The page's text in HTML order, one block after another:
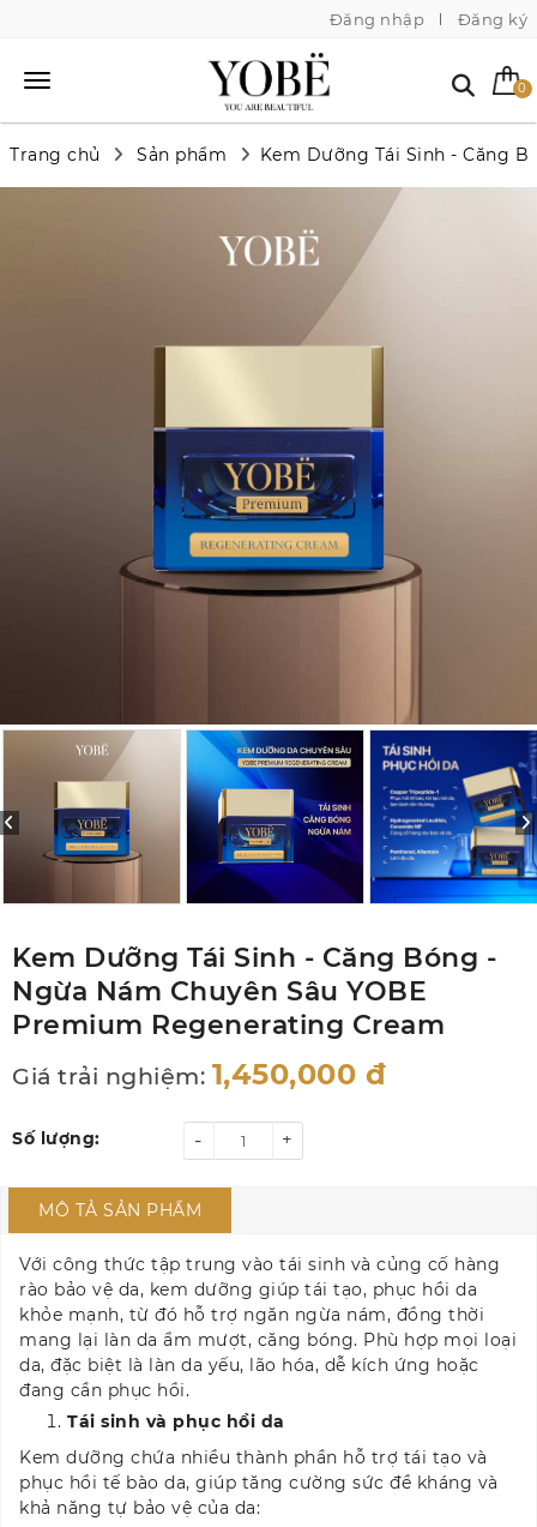
Đăng nhập Đăng ký
0
Trang chủ Sản phẩm Kem Dưỡng Tái Sinh - Căng
Kem Dưỡng Tái Sinh - Căng Bóng -
Ngừa Nám Chuyên Sâu YOBE
Premium Regenerating Cream
Giá trải nghiệm: 1,450,000 đ
Số lượng: +
-
MÔ TẢ SẢN PHẨM
Với công thức tập trung vào tái sinh và củng cố hàng
rào bảo vệ da, kem dưỡng giúp tái tạo, phục hồi da
khỏe mạnh, từ đó hỗ trợ ngăn ngừa nám, đồng thời
mang lại làn da ẩm mượt, căng bóng. Phù hợp mọi loại
da, đặc biệt là làn da yếu, lão hóa, dễ kích ứng hoặc
đang cần phục hồi.
Tái sinh và phục hồi da
Kem dưỡng chứa nhiều thành phần hỗ trợ tái tạo và
phục hồi tế bào da, giúp tăng cường sức đề kháng và
khả năng tự bảo vệ của da: